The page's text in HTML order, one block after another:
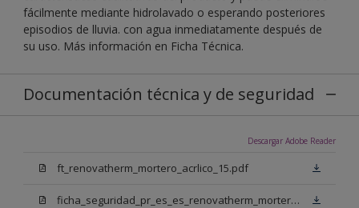
fácilmente mediante hidrolavado o esperando posteriores
episodios de lluvia. con agua inmediatamente después de
su uso. Más información en Ficha Técnica.
Documentación técnica y de seguridad
Descargar Adobe Reader
ft_renovatherm_mortero_acrlico_15.pdf
ficha_seguridad_pr_es_es_renovatherm_mortero_acrilico_15_bb.pdf